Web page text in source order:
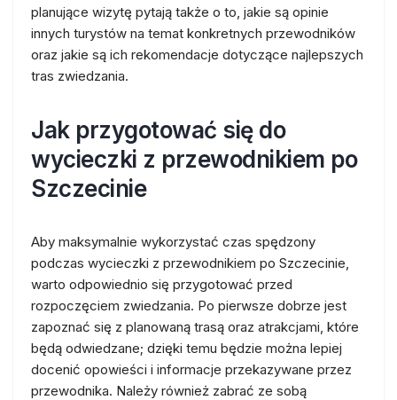
planujące wizytę pytają także o to, jakie są opinie
innych turystów na temat konkretnych przewodników
oraz jakie są ich rekomendacje dotyczące najlepszych
tras zwiedzania.
Jak przygotować się do
wycieczki z przewodnikiem po
Szczecinie
Aby maksymalnie wykorzystać czas spędzony
podczas wycieczki z przewodnikiem po Szczecinie,
warto odpowiednio się przygotować przed
rozpoczęciem zwiedzania. Po pierwsze dobrze jest
zapoznać się z planowaną trasą oraz atrakcjami, które
będą odwiedzane; dzięki temu będzie można lepiej
docenić opowieści i informacje przekazywane przez
przewodnika. Należy również zabrać ze sobą